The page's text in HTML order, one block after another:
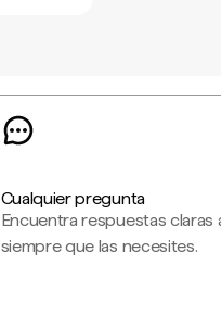
Cualquier pregunta
Encuentra respuestas
siempre que las necesites.